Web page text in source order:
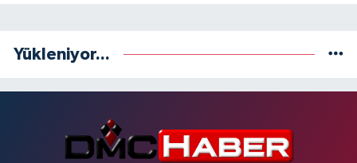
Yükleniyor...